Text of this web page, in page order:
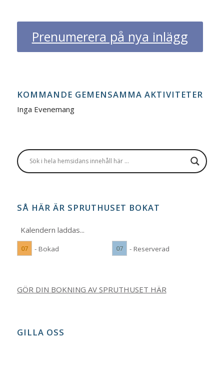
Prenumerera på nya inlägg
KOMMANDE GEMENSAMMA AKTIVITETER
Inga Evenemang
SÅ HÄR ÄR SPRUTHUSET BOKAT
Kalendern laddas...
07 - Bokad 07 - Reserverad
GÖR DIN BOKNING AV SPRUTHUSET HÄR
GILLA OSS